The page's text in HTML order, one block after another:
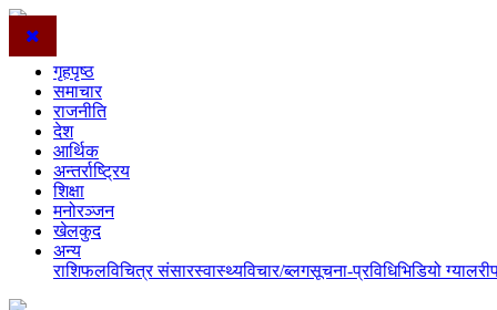
गृहपृष्ठ
समाचार
राजनीति
देश
आर्थिक
अन्तर्राष्ट्रिय
शिक्षा
मनोरञ्जन
खेलकुद
अन्य
राशिफलविचित्र संसारस्वास्थ्यविचार/ब्लगसूचना-प्रविधिभिडियो ग्यालरी